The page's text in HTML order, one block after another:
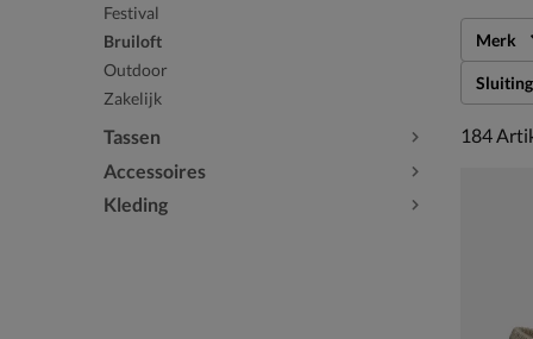
Festival
Bruiloft
Outdoor
Zakelijk
Tassen
Accessoires
Kleding
Merk
Sluiting
184
184